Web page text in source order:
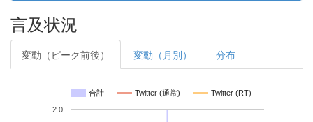
言及状況
変動（ピーク前後） 変動（月別） 分布
合計 Twitter (通常) Twitter (RT)
2.0